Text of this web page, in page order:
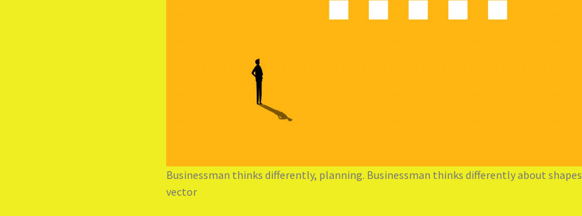
Businessman thinks differently, planning. Businessman thinks differently about shapes
vector